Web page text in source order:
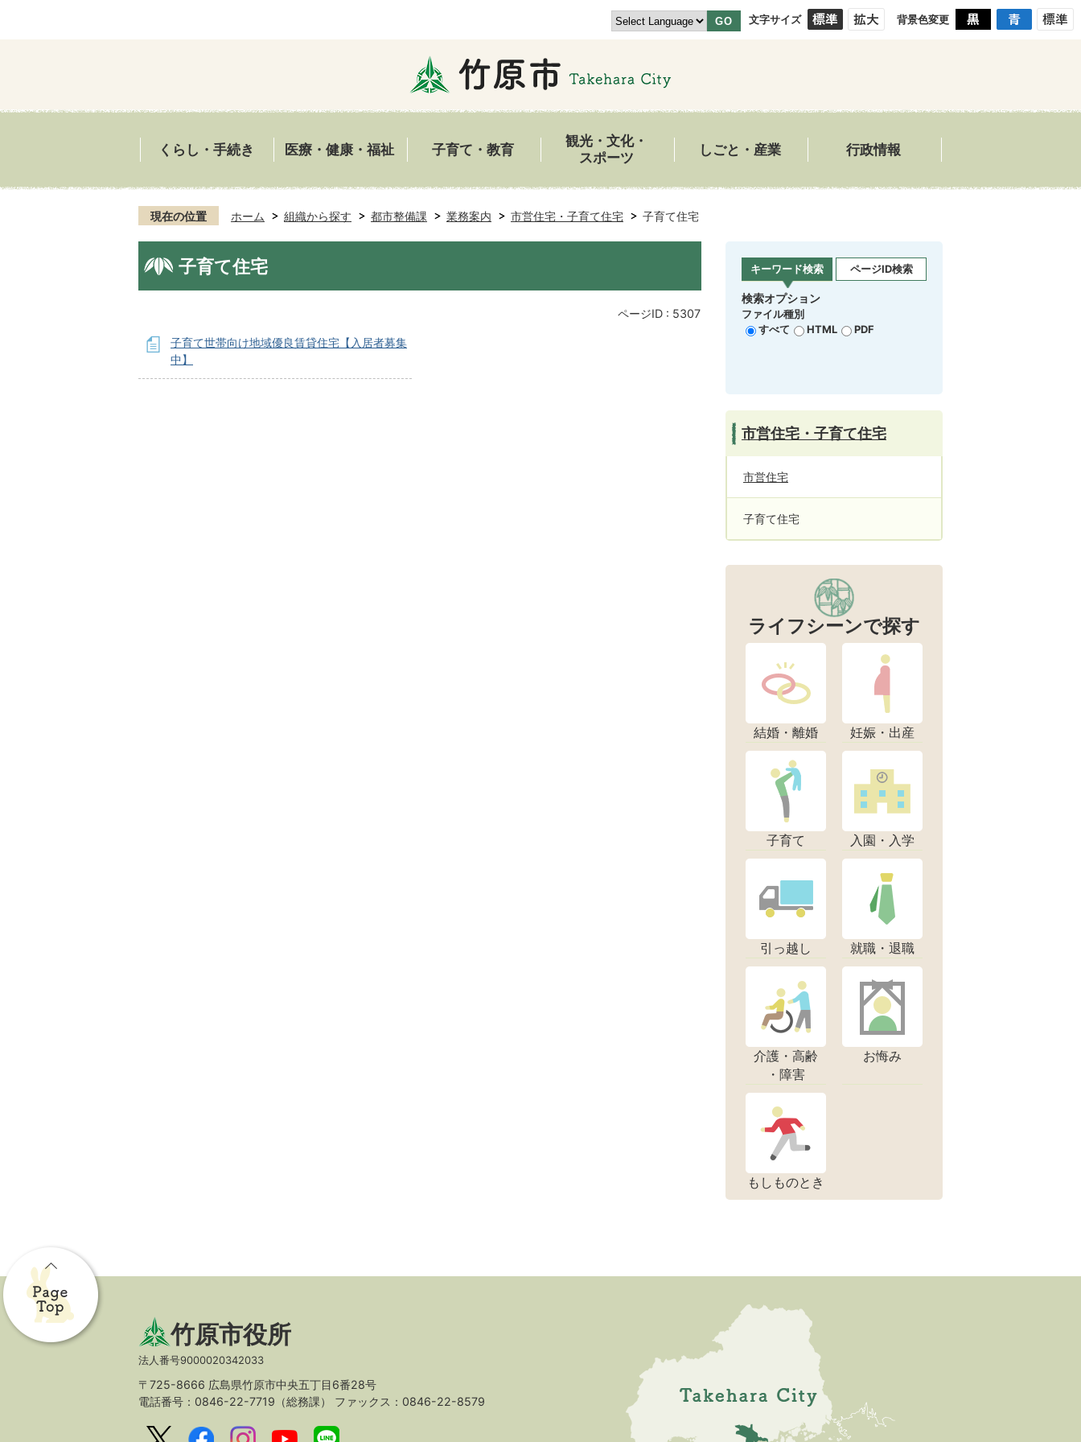
GO 文字サイズ 背景色変更
くらし・手続き 医療・健康・福祉 子育て・教育
観光・文化・
スポーツ
しごと・産業 行政情報
現在の位置 ホーム 組織から探す 都市整備課 業務案内 市営住宅・子育て住宅 子育て住宅
子育て住宅
ページID : 5307
子育て世帯向け地域優良賃貸住宅【入居者募集
中】
キーワード検索 ページID検索
検索オプション
ファイル種別
すべて
HTML PDF
市営住宅・子育て住宅
市営住宅
子育て住宅
ライフシーンで探す
結婚・離婚 妊娠・出産
子育て 入園・入学
引っ越し 就職・退職
介護・高齢
・障害
お悔み
もしものとき
竹原市役所
法人番号9000020342033
〒725-8666 広島県竹原市中央五丁目6番28号
電話番号：0846-22-7719（総務課） ファックス：0846-22-8579